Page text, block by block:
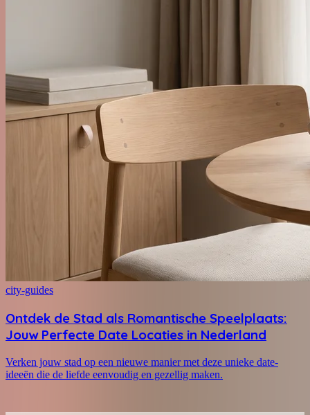
city-guides
Ontdek de Stad als Romantische Speelplaats:
Jouw Perfecte Date Locaties in Nederland
Verken jouw stad op een nieuwe manier met deze unieke date-
ideeën die de liefde eenvoudig en gezellig maken.